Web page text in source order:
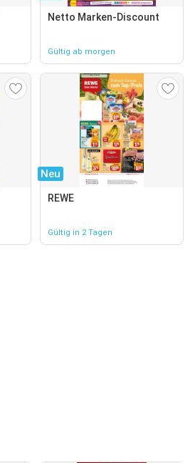
Netto Marken-Discount
Gültig ab morgen
Neu
REWE
Gültig in 2 Tagen